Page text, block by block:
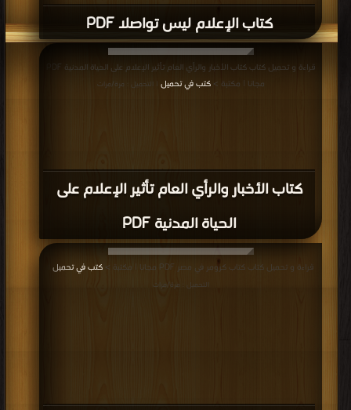
كتاب الإعلام ليس تواصلا PDF
كتاب الأخبار والرأي العام تأثير الإعلام على
الحياة المدنية PDF
قراءة و تحميل كتاب كتاب الأخبار والرأي العام تأثير الإعلام على الحياة المدنية PDF
مجانا | مكتبة >كتب في تحميل | التحميل : مرة/مرات
قراءة و تحميل كتاب كتاب كرومر في مصر PDF مجانا | مكتبة > كتب في تحميل
التحميل : مرة/مرات